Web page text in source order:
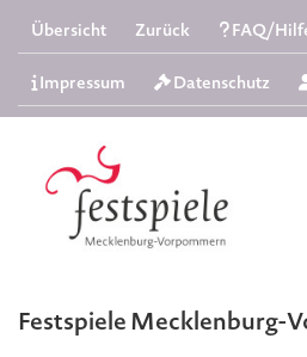
Übersicht Zurück FAQ/
Impressum Datenschutz
Festspiele Mecklenburg-